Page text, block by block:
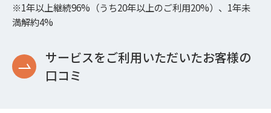
※1年以上継続96%（うち20年以上のご利用20%）、1年未
満解約4%
サービスをご利用いただいたお客様の
口コミ